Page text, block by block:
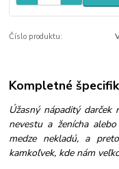
Číslo produktu:
Kompletné
Úžasný nápaditý darček
nevestu a ženícha
medze nekladú, a
kamkoľvek, kde nám